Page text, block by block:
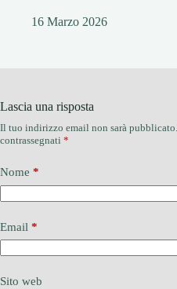
16 Marzo 2026
Lascia una risposta
Il tuo indirizzo email non sarà pubblicato.
contrassegnati *
Nome *
Email *
Sito web